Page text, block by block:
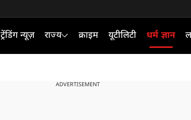
ट्रेंडिंग न्यूज़ राज्य क्राइम यूटीलिटी धर्म ज्ञान
ADVERTISEMENT